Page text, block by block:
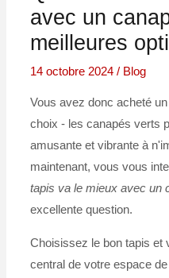
avec un
meilleures
14 octobre 2024 / Blog
Vous avez donc acheté
choix - les canapés verts
amusante et vibrante à
maintenant, vous vous
tapis va le mieux avec un
excellente question.
Choisissez le bon tapis et
central de votre espace